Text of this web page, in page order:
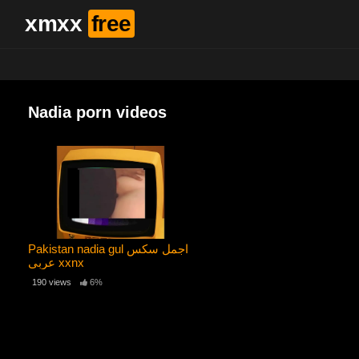
xmxx free
Nadia porn videos
Pakistan nadia gul اجمل سكس
عربي xxnx
190 views 6%